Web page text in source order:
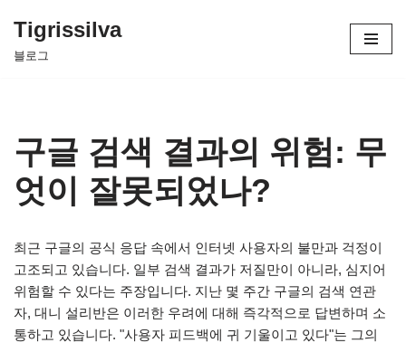
콘
건
너
뛰
기
Tigrissilva
블로그
구글 검색 결과의 위험: 무
엇이 잘못되었나?
최근 구글의 공식 응답 속에서 인터넷 사용자의 불만과 걱정이
고조되고 있습니다. 일부 검색 결과가 저질만이 아니라, 심지어
위험할 수 있다는 주장입니다. 지난 몇 주간 구글의 검색 연관
자, 대니 설리반은 이러한 우려에 대해 즉각적으로 답변하며 소
통하고 있습니다. "사용자 피드백에 귀 기울이고 있다"는 그의